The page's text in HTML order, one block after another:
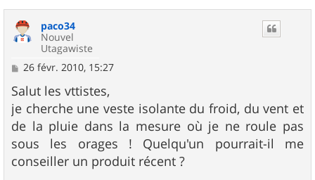
paco34
Nouvel
Utagawiste
M
s
s
a
g
e
26 févr. 2010, 15:27
Salut les vttistes,
je cherche une veste isolante du froid, du vent et
de la pluie dans la mesure où je ne roule pas
sous les orages ! Quelqu'un pourrait-il me
conseiller un produit récent ?